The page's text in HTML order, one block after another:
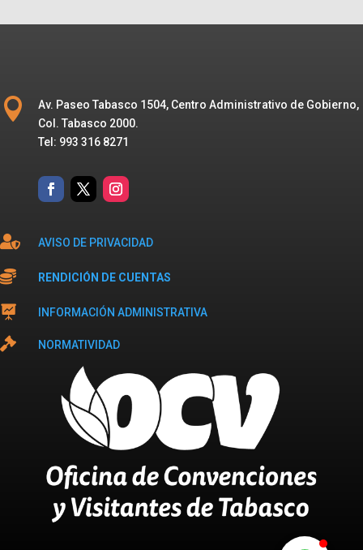

Av. Paseo Tabasco 1504, Centro Administrativo de Gobierno,
Col. Tabasco 2000.
Tel: 993 316 8271
 AVISO DE PRIVACIDAD
 RENDICIÓN DE CUENTAS
 INFORMACIÓN ADMINISTRATIVA
 NORMATIVIDAD